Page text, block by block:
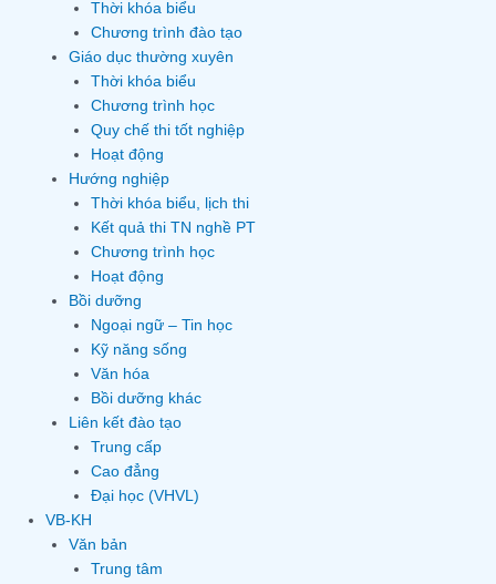
Thời khóa biểu
Chương trình đào tạo
Giáo dục thường xuyên
Thời khóa biểu
Chương trình học
Quy chế thi tốt nghiệp
Hoạt động
Hướng nghiệp
Thời khóa biểu, lịch thi
Kết quả thi TN nghề PT
Chương trình học
Hoạt động
Bồi dưỡng
Ngoại ngữ – Tin học
Kỹ năng sống
Văn hóa
Bồi dưỡng khác
Liên kết đào tạo
Trung cấp
Cao đẳng
Đại học (VHVL)
VB-KH
Văn bản
Trung tâm